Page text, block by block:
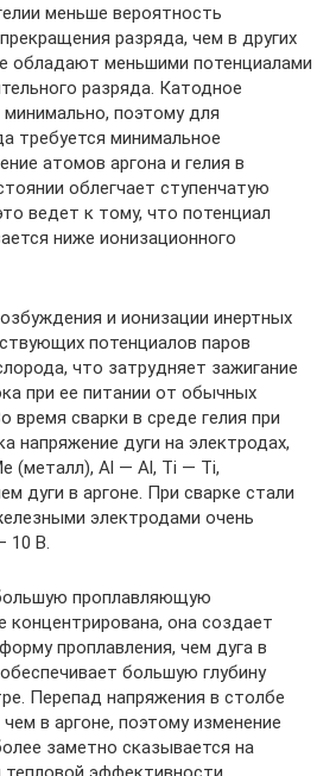
меньше вероятность
разряда, чем в других
обладают меньшими потенциалами
разряда. Катодное
поэтому для
требуется минимальное
атомов аргона и гелия в
облегчает ступенчатую
ведет к тому, что потенциал
ниже ионизационного
и ионизации инертных
потенциалов паров
что затрудняет зажигание
при ее питании от обычных
время сварки в среде гелия при
напряжение дуги на электродах,
(металл), Al — Al, Ti — Ti,
дуги в аргоне. При сварке стали
электродами очень
10 В.
проплавляющую
концентрирована, она создает
проплавления, чем дуга в
большую глубину
Перепад напряжения в столбе
в аргоне, поэтому изменение
заметно сказывается на